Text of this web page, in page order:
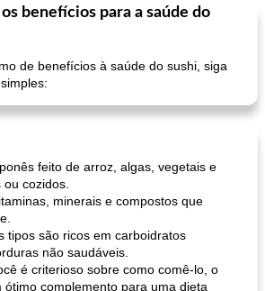
30min Sudoeste da Ásia (Oriente Médio)
benefícios para a saúde do
de benefícios à saúde do sushi, siga
feito de arroz, algas, vegetais e
cozidos.
minerais e compostos que
tipos são ricos em carboidratos
não saudáveis.
é criterioso sobre como comê-lo, o
ótimo complemento para uma dieta